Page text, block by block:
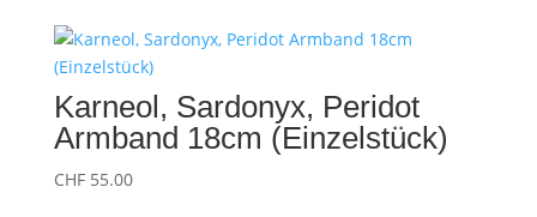
Karneol, Sardonyx, Peridot
Armband 18cm (Einzelstück)
CHF55.00